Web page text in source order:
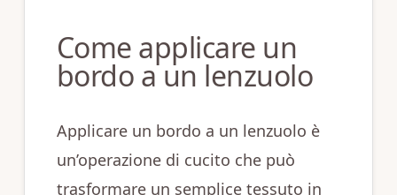
Come applicare un
bordo a un lenzuolo
Applicare un bordo a un lenzuolo è
un’operazione di cucito che può
trasformare un semplice tessuto in